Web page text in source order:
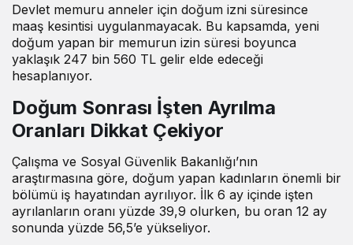
Devlet memuru anneler için doğum izni süresince
maaş kesintisi uygulanmayacak. Bu kapsamda, yeni
doğum yapan bir memurun izin süresi boyunca
yaklaşık 247 bin 560 TL gelir elde edeceği
hesaplanıyor.
Doğum Sonrası İşten Ayrılma
Oranları Dikkat Çekiyor
Çalışma ve Sosyal Güvenlik Bakanlığı’nın
araştırmasına göre, doğum yapan kadınların önemli bir
bölümü iş hayatından ayrılıyor. İlk 6 ay içinde işten
ayrılanların oranı yüzde 39,9 olurken, bu oran 12 ay
sonunda yüzde 56,5’e yükseliyor.